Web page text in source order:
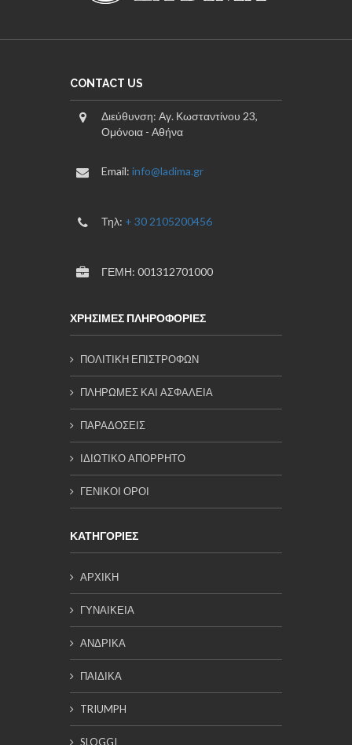
CONTACT US
Διεύθυνση: Αγ. Κωσταντίνου 23,
Ομόνοια - Αθήνα
Email: info@ladima.gr
Τηλ: + 30 2105200456
ΓΕΜΗ: 001312701000
ΧΡΗΣΙΜΕΣ ΠΛΗΡΟΦΟΡΙΕΣ
ΠΟΛΙΤΙΚΗ ΕΠΙΣΤΡΟΦΩΝ
ΠΛΗΡΩΜΕΣ ΚΑΙ ΑΣΦΑΛΕΙΑ
ΠΑΡΑΔΟΣΕΙΣ
ΙΔΙΩΤΙΚΟ ΑΠΟΡΡΗΤΟ
ΓΕΝΙΚΟΙ ΟΡΟΙ
ΚΑΤΗΓΟΡΙΕΣ
ΑΡΧΙΚΗ
ΓΥΝΑΙΚΕΙΑ
ΑΝΔΡΙΚΑ
ΠΑΙΔΙΚΑ
TRIUMPH
SLOGGI